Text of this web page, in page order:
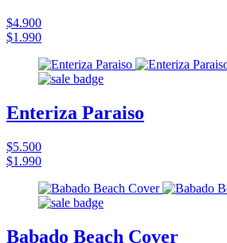
$4.900
$1.990
Enteriza Paraiso
$5.500
$1.990
Babado Beach Cover